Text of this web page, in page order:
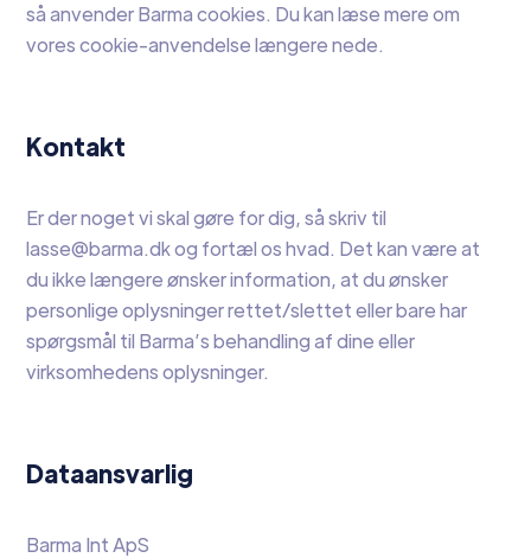
så anvender Barma cookies. Du kan læse mere om
vores cookie-anvendelse længere nede.
Kontakt
Er der noget vi skal gøre for dig, så skriv til
lasse@barma.dk og fortæl os hvad. Det kan være at
du ikke længere ønsker information, at du ønsker
personlige oplysninger rettet/slettet eller bare har
spørgsmål til Barma’s behandling af dine eller
virksomhedens oplysninger.
Dataansvarlig
Barma Int ApS